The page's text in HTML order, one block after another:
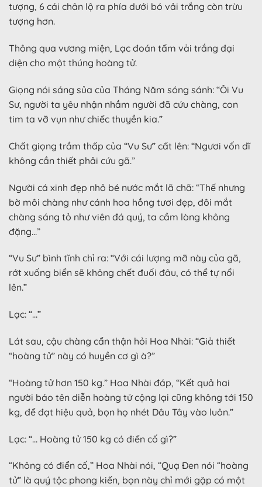
tượng, 6 cái chân lộ ra phía dưới bó vải trắng còn trừu
tượng hơn.
Thông qua vương miện, Lạc đoán tấm vải trắng đại
diện cho một thúng hoàng tử.
Giọng nói sáng sủa của Tháng Năm sóng sánh: “Ôi Vu
Sư, người ta yêu nhận nhầm người đã cứu chàng, con
tim ta vỡ vụn như chiếc thuyền kia.”
Chất giọng trầm thấp của “Vu Sư” cất lên: “Ngươi vốn dĩ
không cần thiết phải cứu gã.”
Người cá xinh đẹp nhỏ bé nước mắt lã chã: “Thế nhưng
bờ môi chàng như cánh hoa hồng tươi đẹp, đôi mắt
chàng sáng tỏ như viên đá quý, ta cầm lòng không
đặng…”
“Vu Sư” bình tĩnh chỉ ra: “Với cái lượng mỡ này của gã,
rớt xuống biển sẽ không chết đuối đâu, có thể tự nổi
lên.”
Lạc: “…”
Lát sau, cậu chàng cẩn thận hỏi Hoa Nhài: “Giả thiết
“hoàng tử” này có huyền cơ gì à?”
“Hoàng tử hơn 150 kg.” Hoa Nhài đáp, “Kết quả hai
người báo tên diễn hoàng tử cộng lại cũng không tới 150
kg, để đạt hiệu quả, bọn họ nhét Dâu Tây vào luôn.”
Lạc: “… Hoàng tử 150 kg có điển cố gì?”
“Không có điển cố,” Hoa Nhài nói, “Quạ Đen nói “hoàng
tử” là quý tộc phong kiến, bọn này chỉ mới gặp có một